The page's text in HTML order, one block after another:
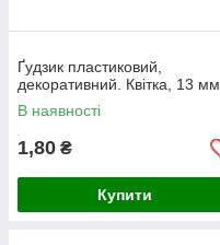
Ґудзик пластиковий,
декоративний. Квітка, 13 мм
В наявності
1,80 ₴
Купити